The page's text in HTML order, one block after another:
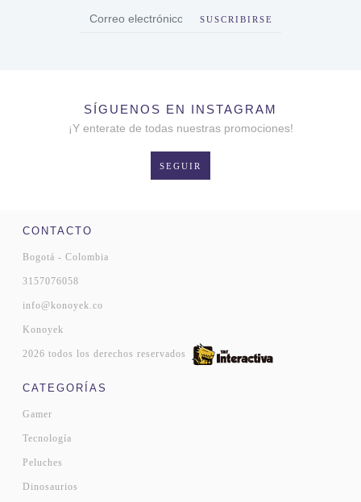
SUSCRIBIRSE
SÍGUENOS EN INSTAGRAM
¡Y enterate de todas nuestras promociones!
SEGUIR
CONTACTO
Bogotá - Colombia
3157076058
info@konoyek.co
Konoyek
2026 todos los derechos reservados
CATEGORÍAS
Gamer
Tecnología
Peluches
Dinosaurios